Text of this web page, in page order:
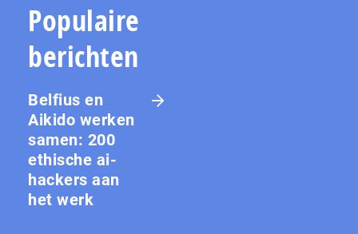
Populaire
berichten
Belfius en
Aikido werken
samen: 200
ethische ai-
hackers aan
het werk